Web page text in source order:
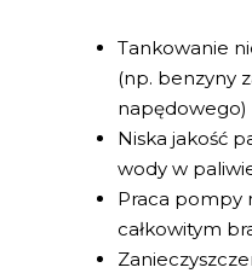
Tankowanie
(np. benzyny
napędowego)
Niska jakość
wody w
Praca pompy
całkowitym